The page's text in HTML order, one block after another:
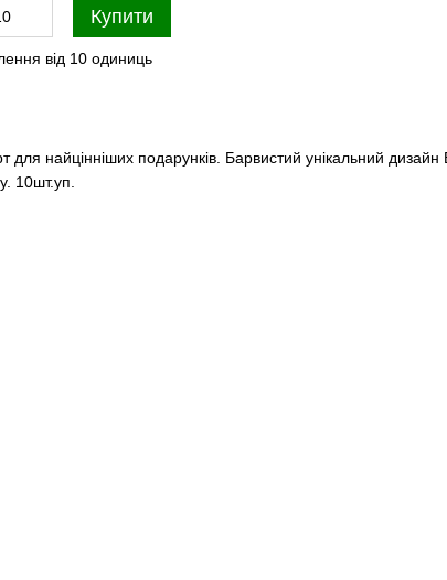
Купити
від 10 одиниць
для найцінніших подарунків. Барвистий унікальний дизайн
10шт.уп.